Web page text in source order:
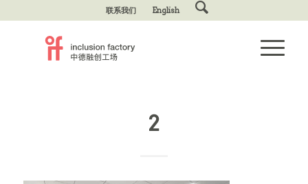
联系我们 English
2